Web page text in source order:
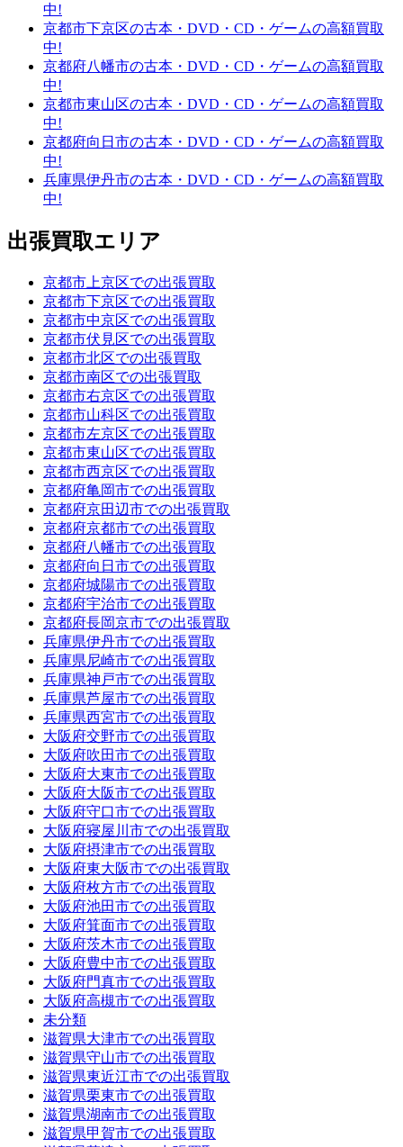
中!
京都市下京区の古本・DVD・CD・ゲームの高額買取
中!
京都府八幡市の古本・DVD・CD・ゲームの高額買取
中!
京都市東山区の古本・DVD・CD・ゲームの高額買取
中!
京都府向日市の古本・DVD・CD・ゲームの高額買取
中!
兵庫県伊丹市の古本・DVD・CD・ゲームの高額買取
中!
出張買取エリア
京都市上京区での出張買取
京都市下京区での出張買取
京都市中京区での出張買取
京都市伏見区での出張買取
京都市北区での出張買取
京都市南区での出張買取
京都市右京区での出張買取
京都市山科区での出張買取
京都市左京区での出張買取
京都市東山区での出張買取
京都市西京区での出張買取
京都府亀岡市での出張買取
京都府京田辺市での出張買取
京都府京都市での出張買取
京都府八幡市での出張買取
京都府向日市での出張買取
京都府城陽市での出張買取
京都府宇治市での出張買取
京都府長岡京市での出張買取
兵庫県伊丹市での出張買取
兵庫県尼崎市での出張買取
兵庫県神戸市での出張買取
兵庫県芦屋市での出張買取
兵庫県西宮市での出張買取
大阪府交野市での出張買取
大阪府吹田市での出張買取
大阪府大東市での出張買取
大阪府大阪市での出張買取
大阪府守口市での出張買取
大阪府寝屋川市での出張買取
大阪府摂津市での出張買取
大阪府東大阪市での出張買取
大阪府枚方市での出張買取
大阪府池田市での出張買取
大阪府箕面市での出張買取
大阪府茨木市での出張買取
大阪府豊中市での出張買取
大阪府門真市での出張買取
大阪府高槻市での出張買取
未分類
滋賀県大津市での出張買取
滋賀県守山市での出張買取
滋賀県東近江市での出張買取
滋賀県栗東市での出張買取
滋賀県湖南市での出張買取
滋賀県甲賀市での出張買取